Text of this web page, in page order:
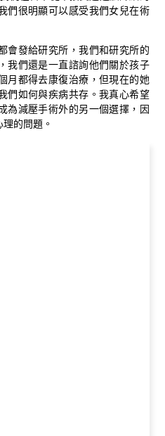
們很明顯可以感受我們女兒在術
會發給研究所，我們和研究所的
我們還是一直諮詢他們關於孩子
月都得去康復治療，但現在的她
們如何與疾病共存。我真心希望
為減壓手術外的另一個選擇，因
的問題。